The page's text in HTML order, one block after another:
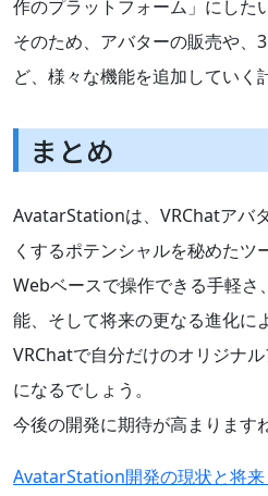
作のプラットフォーム」にした
そのため、アバターの販売や、
ど、様々な機能を追加していく
まとめ
AvatarStationは、VRChatアバ
くするポテンシャルを秘めたツ
Webベースで操作できる手軽さ
能、そして将来の更なる進化に
VRChatで自分だけのオリジナ
になるでしょう。
今後の開発に期待が高まります
AvatarStation開発の現状と将